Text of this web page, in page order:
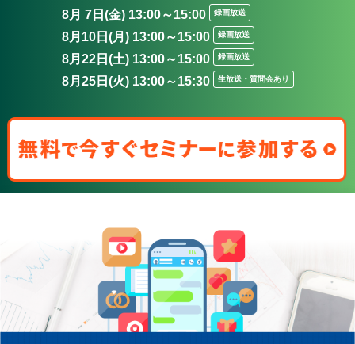
8月 7日(金) 13:00～15:00 録画放送
8月10日(月) 13:00～15:00 録画放送
8月22日(土) 13:00～15:00 録画放送
8月25日(火) 13:00～15:30 生放送・質問会あり